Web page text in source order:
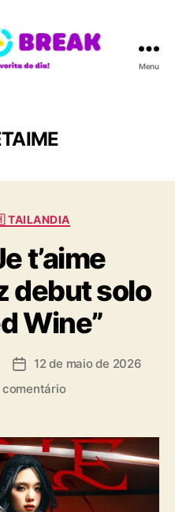
Menu
t
t’aime
debut solo
Wine”
D
d
e
p
u
b
12 de maio de 2026
comentárioe
a
p
p
e